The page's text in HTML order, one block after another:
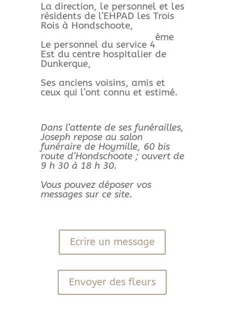
La direction, le personnel et les
résidents de l’EHPAD les Trois
Rois à Hondschoote,
Le personnel du service 4
ème
Est du centre hospitalier de
Dunkerque,
Ses anciens voisins, amis et
ceux qui l’ont connu et estimé.
Dans l’attente de ses funérailles,
Joseph repose au salon
funéraire de Hoymille, 60 bis
route d’Hondschoote ; ouvert de
9 h 30 à 18 h 30.
Vous pouvez déposer vos
messages sur ce site.
Ecrire un message
Envoyer des fleurs